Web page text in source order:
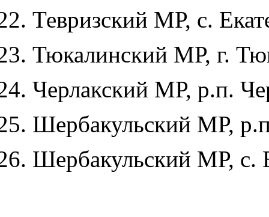
Тевризский МР, с.
Тюкалинский МР, г.
Черлакский МР, р.п.
Шербакульский МР,
Шербакульский МР, с.